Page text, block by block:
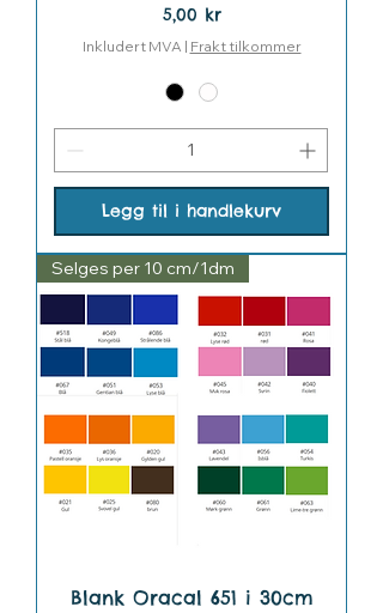
Pris
5,00 kr
Inkludert MVA | Frakt tilkommer
Legg til i handlekurv
Selges per 10 cm/1dm
Blank Oracal 651 i 30cm